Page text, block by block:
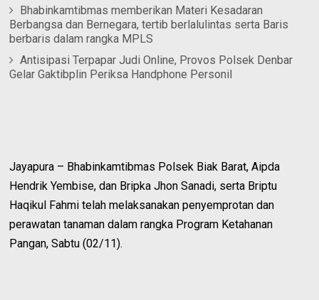
Bhabinkamtibmas memberikan Materi Kesadaran
Berbangsa dan Bernegara, tertib berlalulintas serta Baris
berbaris dalam rangka MPLS
Antisipasi Terpapar Judi Online, Provos Polsek Denbar
Gelar Gaktibplin Periksa Handphone Personil
Jayapura – Bhabinkamtibmas Polsek Biak Barat, Aipda
Hendrik Yembise, dan Bripka Jhon Sanadi, serta Briptu
Haqikul Fahmi telah melaksanakan penyemprotan dan
perawatan tanaman dalam rangka Program Ketahanan
Pangan, Sabtu (02/11).